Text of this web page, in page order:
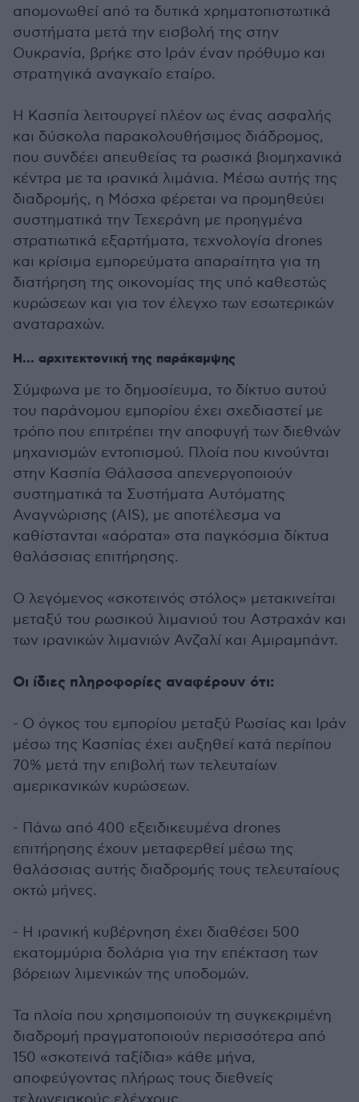
απομονωθεί από τα δυτικά χρηματοπιστωτικά
συστήματα μετά την εισβολή της στην
Ουκρανία, βρήκε στο Ιράν έναν πρόθυμο και
στρατηγικά αναγκαίο εταίρο.
Η Κασπία λειτουργεί πλέον ως ένας ασφαλής
και δύσκολα παρακολουθήσιμος διάδρομος,
που συνδέει απευθείας τα ρωσικά βιομηχανικά
κέντρα με τα ιρανικά λιμάνια. Μέσω αυτής της
διαδρομής, η Μόσχα φέρεται να προμηθεύει
συστηματικά την Τεχεράνη με προηγμένα
στρατιωτικά εξαρτήματα, τεχνολογία drones
και κρίσιμα εμπορεύματα απαραίτητα για τη
διατήρηση της οικονομίας της υπό καθεστώς
κυρώσεων και για τον έλεγχο των εσωτερικών
αναταραχών.
Η... αρχιτεκτονική της παράκαμψης
Σύμφωνα με το δημοσίευμα, το δίκτυο αυτού
του παράνομου εμπορίου έχει σχεδιαστεί με
τρόπο που επιτρέπει την αποφυγή των διεθνών
μηχανισμών εντοπισμού. Πλοία που κινούνται
στην Κασπία Θάλασσα απενεργοποιούν
συστηματικά τα Συστήματα Αυτόματης
Αναγνώρισης (AIS), με αποτέλεσμα να
καθίστανται «αόρατα» στα παγκόσμια δίκτυα
θαλάσσιας επιτήρησης.
Ο λεγόμενος «σκοτεινός στόλος» μετακινείται
μεταξύ του ρωσικού λιμανιού του Αστραχάν και
των ιρανικών λιμανιών Ανζαλί και Αμιραμπάντ.
Οι ίδιες πληροφορίες αναφέρουν ότι:
- Ο όγκος του εμπορίου μεταξύ Ρωσίας και Ιράν
μέσω της Κασπίας έχει αυξηθεί κατά περίπου
70% μετά την επιβολή των τελευταίων
αμερικανικών κυρώσεων.
- Πάνω από 400 εξειδικευμένα drones
επιτήρησης έχουν μεταφερθεί μέσω της
θαλάσσιας αυτής διαδρομής τους τελευταίους
οκτώ μήνες.
- Η ιρανική κυβέρνηση έχει διαθέσει 500
εκατομμύρια δολάρια για την επέκταση των
βόρειων λιμενικών της υποδομών.
Τα πλοία που χρησιμοποιούν τη συγκεκριμένη
διαδρομή πραγματοποιούν περισσότερα από
150 «σκοτεινά ταξίδια» κάθε μήνα,
αποφεύγοντας πλήρως τους διεθνείς